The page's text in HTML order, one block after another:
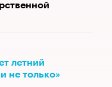
летний
не только»